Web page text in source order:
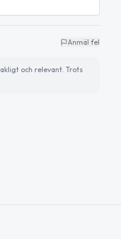
Anmäl fel
och relevant. Trots